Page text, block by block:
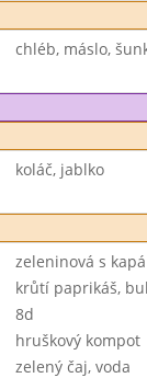
chléb, máslo,
koláč, jablko
zeleninová s
krůtí paprikáš,
8d
hruškový kompot
zelený čaj, voda